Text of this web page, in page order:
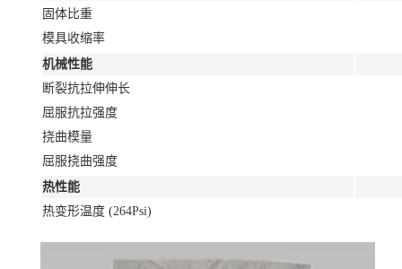
固体比重
模具收缩率
机械性能
断裂抗拉伸伸长
屈服抗拉强度
挠曲模量
屈服挠曲强度
热性能
热变形温度 (264Psi)